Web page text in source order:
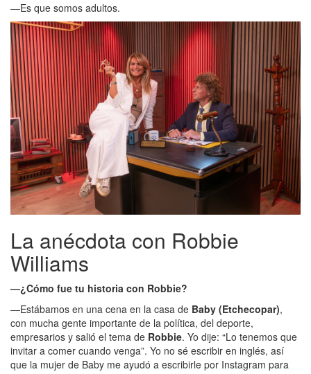
—Es que somos adultos.
La anécdota con Robbie
Williams
—¿Cómo fue tu historia con Robbie?
—Estábamos en una cena en la casa de Baby (Etchecopar),
con mucha gente importante de la política, del deporte,
empresarios y salió el tema de Robbie. Yo dije: “Lo tenemos que
invitar a comer cuando venga”. Yo no sé escribir en inglés, así
que la mujer de Baby me ayudó a escribirle por Instagram para